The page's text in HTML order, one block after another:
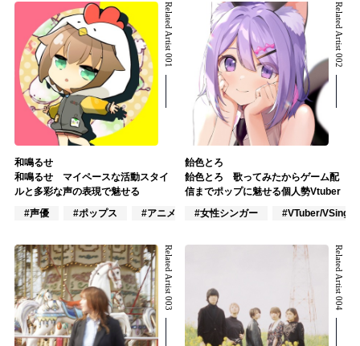
Related Artist 001
和鳴るせ
和鳴るせ マイペースな活動スタイ
ルと多彩な声の表現で魅せる
#声優
#ポップス #アニメ/ゲーム
Related Artist 002
飴色とろ
飴色とろ 歌ってみたからゲーム配
信までポップに魅せる個人勢Vtuber
#女性シンガー
#VTuber/VSinger
Related Artist 003 Related Artist 004